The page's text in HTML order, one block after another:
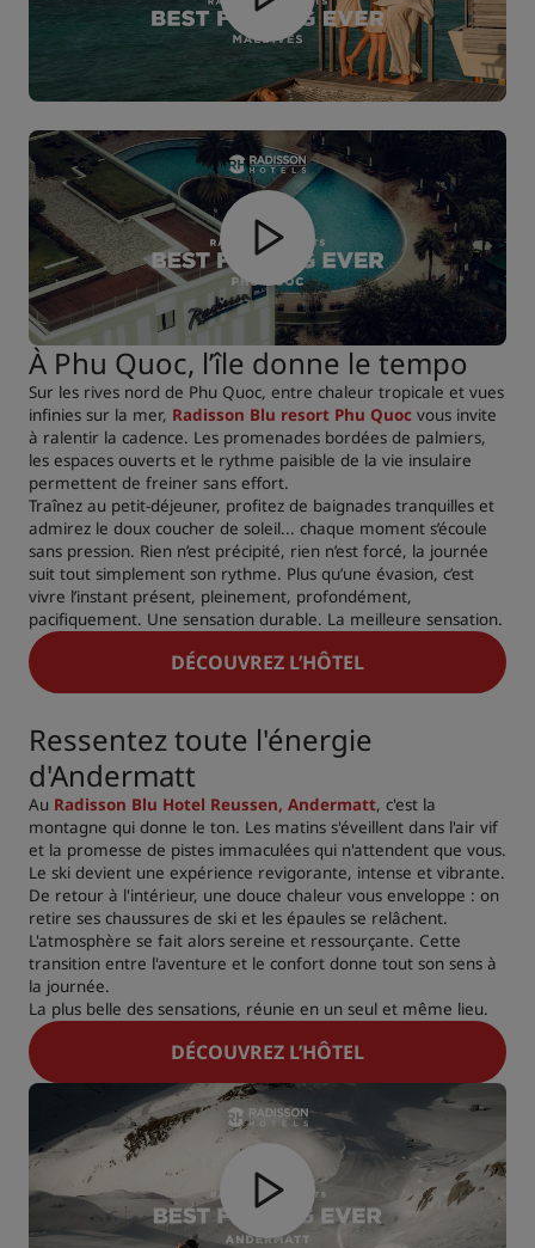
À Phu Quoc, l’île donne le tempo
Sur les rives nord de Phu Quoc, entre chaleur tropicale et vues
infinies sur la mer, Radisson Blu resort Phu Quoc vous invite
à ralentir la cadence. Les promenades bordées de palmiers,
les espaces ouverts et le rythme paisible de la vie insulaire
permettent de freiner sans effort.
Traînez au petit-déjeuner, profitez de baignades tranquilles et
admirez le doux coucher de soleil... chaque moment s’écoule
sans pression. Rien n’est précipité, rien n’est forcé, la journée
suit tout simplement son rythme. Plus qu’une évasion, c’est
vivre l’instant présent, pleinement, profondément,
pacifiquement. Une sensation durable. La meilleure sensation.
DÉCOUVREZ L’HÔTEL
Ressentez toute l'énergie
d'Andermatt
Au Radisson Blu Hotel Reussen, Andermatt, c'est la
montagne qui donne le ton. Les matins s'éveillent dans l'air vif
et la promesse de pistes immaculées qui n'attendent que vous.
Le ski devient une expérience revigorante, intense et vibrante.
De retour à l'intérieur, une douce chaleur vous enveloppe : on
retire ses chaussures de ski et les épaules se relâchent.
L'atmosphère se fait alors sereine et ressourçante. Cette
transition entre l'aventure et le confort donne tout son sens à
la journée.
La plus belle des sensations, réunie en un seul et même lieu.
DÉCOUVREZ L’HÔTEL